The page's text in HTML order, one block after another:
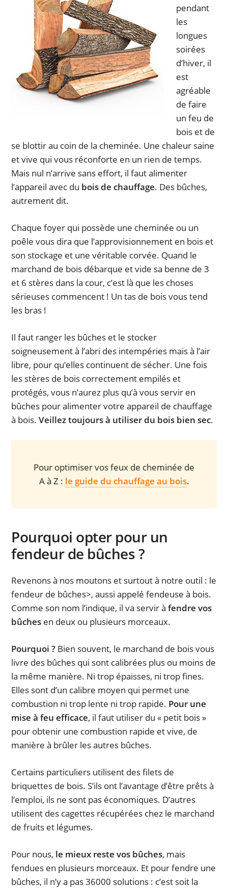
pendant
les
longues
soirées
d’hiver, il
est
agréable
de faire
un feu de
bois et de
se blottir au coin de la cheminée. Une chaleur saine
et vive qui vous réconforte en un rien de temps.
Mais nul n’arrive sans effort, il faut alimenter
l’appareil avec du bois de chauffage. Des bûches,
autrement dit.
Chaque foyer qui possède une cheminée ou un
poêle vous dira que l’approvisionnement en bois et
son stockage et une véritable corvée. Quand le
marchand de bois débarque et vide sa benne de 3
et 6 stères dans la cour, c’est là que les choses
sérieuses commencent ! Un tas de bois vous tend
les bras !
Il faut ranger les bûches et le stocker
soigneusement à l’abri des intempéries mais à l’air
libre, pour qu’elles continuent de sécher. Une fois
les stères de bois correctement empilés et
protégés, vous n’aurez plus qu’à vous servir en
bûches pour alimenter votre appareil de chauffage
à bois.Veillez toujours à utiliser du bois bien sec.
Pour optimiser vos feux de cheminée de
A à Z : le guide du chauffage au bois.
Pourquoi opter pour un
fendeur de bûches ?
Revenons à nos moutons et surtout à notre outil : le
fendeur de bûches>, aussi appelé fendeuse à bois.
Comme son nom l’indique, il va servir àfendre vos
bûches en deux ou plusieurs morceaux.
Pourquoi ? Bien souvent, le marchand de bois vous
livre des bûches qui sont calibrées plus ou moins de
la même manière. Ni trop épaisses, ni trop fines.
Elles sont d’un calibre moyen qui permet une
combustion ni trop lente ni trop rapide. Pour une
mise à feu efficace, il faut utiliser du « petit bois »
pour obtenir une combustion rapide et vive, de
manière à brûler les autres bûches.
Certains particuliers utilisent des filets de
briquettes de bois. S’ils ont l’avantage d’être prêts à
l’emploi, ils ne sont pas économiques. D’autres
utilisent des cagettes récupérées chez le marchand
de fruits et légumes.
Pour nous, le mieux reste vos bûches, mais
fendues en plusieurs morceaux. Et pour fendre une
bûches, il n’y a pas 36000 solutions : c’est soit la